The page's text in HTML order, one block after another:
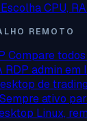
Escolha CPU,
REMOTO
Compare
RDP admin em
de
Sempre ativo
Linux,